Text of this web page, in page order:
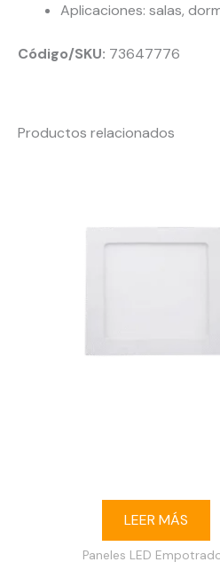
Aplicaciones: salas,
Código/SKU: 73647776
Productos relacionados
LEER MÁS
Paneles LED